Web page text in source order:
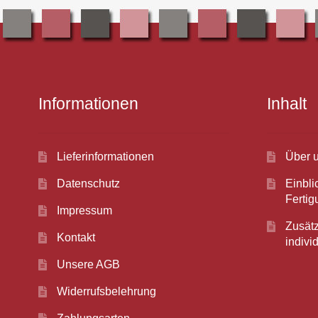
Informationen
Lieferinformationen
Datenschutz
Impressum
Kontakt
Unsere AGB
Widerrufsbelehrung
Inhalt
Über